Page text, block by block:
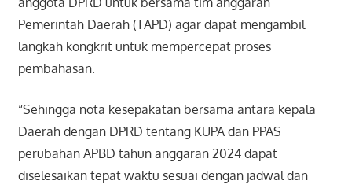
Pemerintah Daerah (TAPD) agar dapat mengambil
langkah kongkrit untuk mempercepat proses
pembahasan.
“Sehingga nota kesepakatan bersama antara kepala
Daerah dengan DPRD tentang KUPA dan PPAS
perubahan APBD tahun anggaran 2024 dapat
diselesaikan tepat waktu sesuai dengan jadwal dan